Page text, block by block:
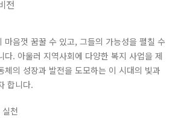
전
마음껏 꿈꿀 수 있고, 그들의 가능성을 펼칠 수
다. 아울러 지역사회에 다양한 복지 사업을 제
체의 성장과 발전을 도모하는 이 시대의 빛과
합니다.
천